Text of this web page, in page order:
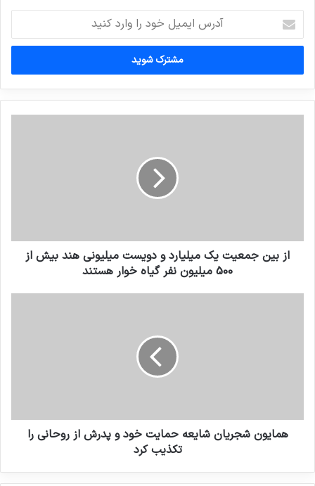
ایمیل
خود
وارد
کنید
از بين جمعيت يك ميليارد و دويست ميليونى هند بيش از
500 ميليون نفر گياه خوار هستند
همایون شجریان شایعه حمایت خود و پدرش از روحانی را
تکذیب کرد